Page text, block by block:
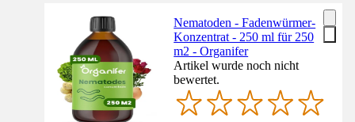
Nematoden - Fadenwürmer-
Konzentrat - 250 ml für 250
m2 - Organifer
Artikel wurde noch nicht
bewertet.